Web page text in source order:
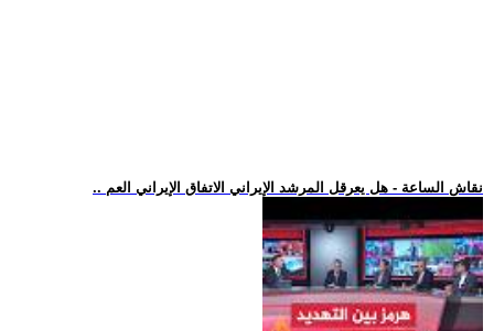
.. نقاش الساعة - هل يعرقل المرشد الإيراني الاتفاق الإيراني العم